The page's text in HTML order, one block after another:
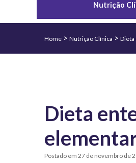
Nutrição
Home > Nutrição Clínica > Dieta
Dieta
Postado em 27 de novembro de